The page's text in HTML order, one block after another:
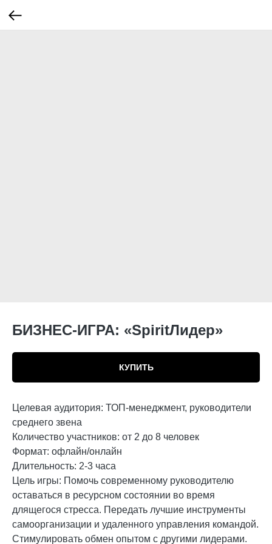
БИЗНЕС-ИГРА: «SpiritЛидер»
КУПИТЬ
Целевая аудитория: ТОП-менеджмент, руководители
среднего звена
Количество участников: от 2 до 8 человек
Формат: офлайн/онлайн
Длительность: 2-3 часа
Цель игры: Помочь современному руководителю
оставаться в ресурсном состоянии во время
длящегося стресса. Передать лучшие инструменты
самоорганизации и удаленного управления командой.
Стимулировать обмен опытом с другими лидерами.